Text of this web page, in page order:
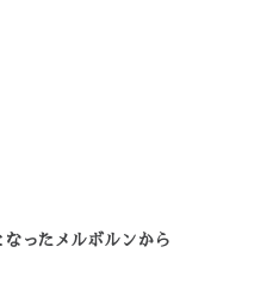
ったメルボルンから